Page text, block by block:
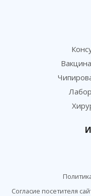
Согласие посетителя